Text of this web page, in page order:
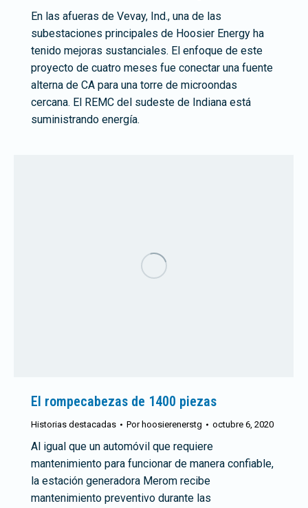
En las afueras de Vevay, Ind., una de las
subestaciones principales de Hoosier Energy ha
tenido mejoras sustanciales. El enfoque de este
proyecto de cuatro meses fue conectar una fuente
alterna de CA para una torre de microondas
cercana. El REMC del sudeste de Indiana está
suministrando energía.
El rompecabezas de 1400 piezas
Historias destacadas Por hoosierenerstg octubre 6, 2020
Al igual que un automóvil que requiere
mantenimiento para funcionar de manera confiable,
la estación generadora Merom recibe
mantenimiento preventivo durante las